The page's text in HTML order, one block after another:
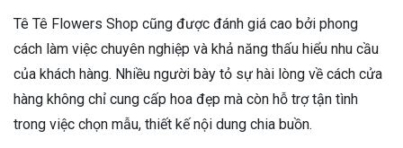
Tê Tê Flowers Shop cũng được đánh giá cao bởi phong
cách làm việc chuyên nghiệp và khả năng thấu hiểu nhu cầu
của khách hàng. Nhiều người bày tỏ sự hài lòng về cách cửa
hàng không chỉ cung cấp hoa đẹp mà còn hỗ trợ tận tình
trong việc chọn mẫu, thiết kế nội dung chia buồn.